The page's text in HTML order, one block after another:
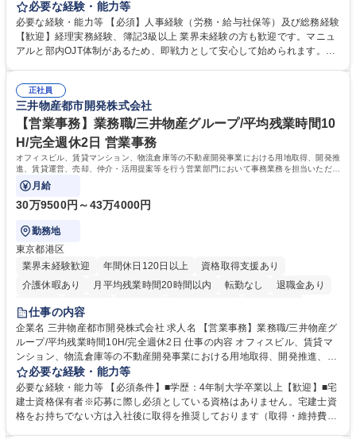
をお任せします。 労務と総務の業務をバランスよく担当し、ゆくゆくは制
度改定などのコア業務にも挑戦できる、やりがいある環境です。 ■勤怠管
理、給与計算、社会保険手続き、年末調整等の労務管理全般 ■入退社手続
き、社内規定の改定や人事制度改定などのコア業務 ■社内イベントの企画
でも質問・相談できる環境が整っているため、安心して成長できます。 募
集職種 【森ビルG】人事・総務◆賞与5ヶ月◆年休120日◆残業少なめ◆
リモート可
必要な経験・能力等
必要な経験・能力等 【必須】人事経験（労務・給与社保等）及び総務経験
【歓迎】経理実務経験、簿記3級以上 業界未経験の方も歓迎です。マニュ
アルと部内OJT体制があるため、即戦力として安心して始められます。
務に挑戦できるため、自身の成長と組織への貢献度をダイレクトに実感で
きます。 残業少なめ、週1日リモート可など、ワークライフバランスを保
ち長期活躍できる環境です。 「これまでの幅広い経験を活かし、長期的な
キャリアを築きたい」という前向きな意欲と挑戦を全力で応援します。 学
歴・資格 学歴：大学院 大学 高専 短大 専修学校 高校 語学力： 資格：日商
簿記検定1級 日商簿記検定2級 日商簿記検定3級
正社員
三井物産都市開発株式会社
【営業事務】業務職/三井物産グループ/平均残業時間10
H/完全週休2日 営業事務
オフィスビル、賃貸マンション、物流倉庫等の不動産開発事業における用地取得、開発推
進、賃貸運営、売却、仲介・活用提案等を行う営業部門において事務業務を担当いただき
ます。
月給
30万9500円～43万4000円
勤務地
東京都港区
業界未経験歓迎
年間休日120日以上
資格取得支援あり
介護休暇あり
月平均残業時間20時間以内 転勤なし
退職金あり
在宅OK
賞与あり
駅近5分以内
土日祝休み 寮・社宅あり
仕事の内容
企業名 三井物産都市開発株式会社 求人名 【営業事務】業務職/三井物産グ
ループ/平均残業時間10H/完全週休2日 仕事の内容 オフィスビル、賃貸マ
ンション、物流倉庫等の不動産開発事業における用地取得、開発推進、賃
貸運営、売却、仲介・活用提案等を行う営業部門において事務業務を担当
いただきます。 【詳細】・契約書管理、契約書製本、捺印対応、ファイリ
ング、登記簿取得、調書取得・支払業務（各種費用支払、支払管理、請
求・支払データ登録、取引先マスター申請対応）・予算作成及び予実管
必要な経験・能力等
必要な経験・能力等 【必須条件】■学歴：4年制大学卒業以上【歓迎】■宅
建士資格保有者※応募に際し必須としている資格はありません。宅建士資
格をお持ちでない方は入社後に取得を推奨しております（取得・維持費用